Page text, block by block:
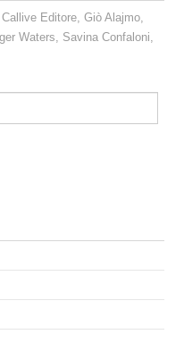
Callive Editore, Giò Alajmo,
Waters, Savina Confaloni,